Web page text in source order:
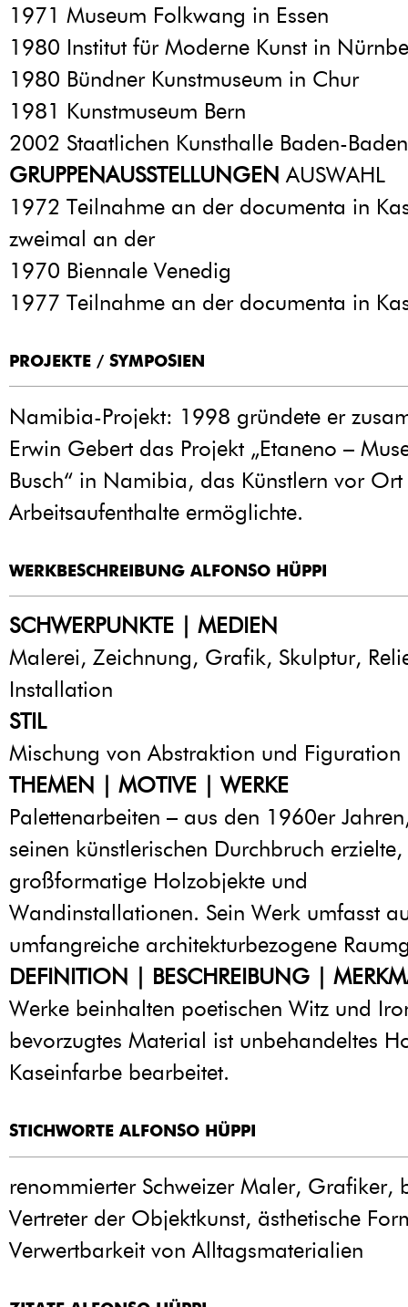
1971 Museum Folkwang in Essen
1980 Institut für Moderne Kunst in
1980 Bündner Kunstmuseum in Chur
1981 Kunstmuseum Bern
2002 Staatlichen Kunsthalle Baden-Baden
GRUPPENAUSSTELLUNGEN AUSWAHL
1972 Teilnahme an der documenta in
zweimal an der
1970 Biennale Venedig
1977 Teilnahme an der documenta in
PROJEKTE / SYMPOSIEN
Namibia-Projekt: 1998 gründete er
Erwin Gebert das Projekt „Etaneno –
Busch“ in Namibia, das Künstlern vor Ort
Arbeitsaufenthalte ermöglichte.
WERKBESCHREIBUNG ALFONSO HÜPPI
SCHWERPUNKTE | MEDIEN
Malerei, Zeichnung, Grafik, Skulptur,
Installation
STIL
Mischung von Abstraktion und Figuration
THEMEN | MOTIVE | WERKE
Palettenarbeiten – aus den 1960er
seinen künstlerischen Durchbruch
großformatige Holzobjekte und
Wandinstallationen. Sein Werk umfasst
umfangreiche architekturbezogene
DEFINITION | BESCHREIBUNG |
Werke beinhalten poetischen Witz und
bevorzugtes Material ist unbehandeltes
Kaseinfarbe bearbeitet.
STICHWORTE ALFONSO HÜPPI
renommierter Schweizer Maler, Grafiker,
Vertreter der Objektkunst, ästhetische
Verwertbarkeit von Alltagsmaterialien